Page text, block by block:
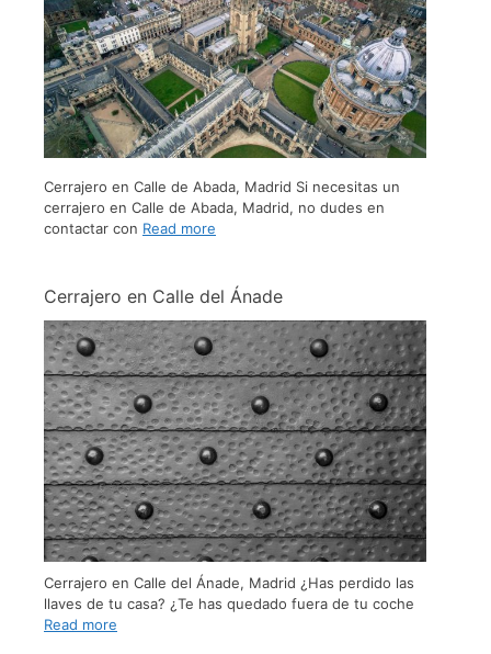
Cerrajero en Calle de Abada, Madrid Si necesitas un
cerrajero en Calle de Abada, Madrid, no dudes en
contactar con Read more
Cerrajero en Calle del Ánade
Cerrajero en Calle del Ánade, Madrid ¿Has perdido las
llaves de tu casa? ¿Te has quedado fuera de tu coche
Read more